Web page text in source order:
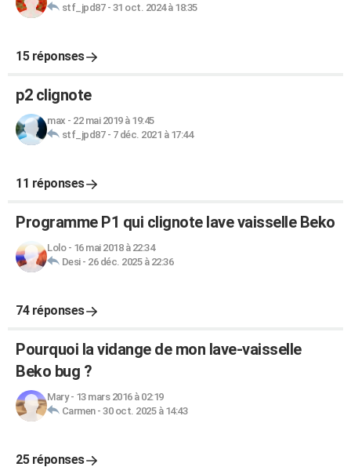
stf_jpd87- 31 oct. 2024 à 18:35
15 réponses
p2 clignote
max - 22 mai 2019 à 19:45
stf_jpd87- 7 déc. 2021 à 17:44
11 réponses
Programme P1 qui clignote lave vaisselle Beko
Lolo- 16 mai 2018 à 22:34
Desi- 26 déc. 2025 à 22:36
74 réponses
Pourquoi la vidange de mon lave-vaisselle
Beko bug ?
Mary- 13 mars 2016 à 02:19
Carmen- 30 oct. 2025 à 14:43
25 réponses